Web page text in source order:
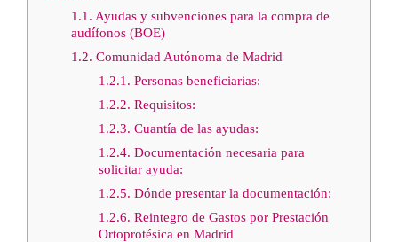
1.1. Ayudas y subvenciones para la compra de
audífonos (BOE)
1.2. Comunidad Autónoma de Madrid
1.2.1. Personas beneficiarias:
1.2.2. Requisitos:
1.2.3. Cuantía de las ayudas:
1.2.4. Documentación necesaria para
solicitar ayuda:
1.2.5. Dónde presentar la documentación:
1.2.6. Reintegro de Gastos por Prestación
Ortoprotésica en Madrid